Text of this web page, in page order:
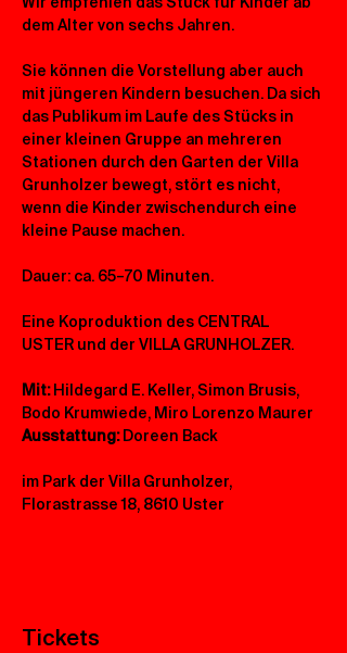
dem Alter von sechs Jahren.
Sie können die Vorstellung aber auch
mit jüngeren Kindern besuchen. Da sich
das Publikum im Laufe des Stücks in
einer kleinen Gruppe an mehreren
Stationen durch den Garten der Villa
Grunholzer bewegt, stört es nicht,
wenn die Kinder zwischendurch eine
kleine Pause machen.
Dauer: ca. 65–70 Minuten.
Eine Koproduktion des CENTRAL
USTER und der VILLA GRUNHOLZER.
Mit: Hildegard E. Keller, Simon Brusis,
Bodo Krumwiede, Miro Lorenzo Maurer
Ausstattung: Doreen Back
im Park der Villa Grunholzer,
Florastrasse 18, 8610 Uster
Tickets